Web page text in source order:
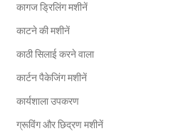
कागज ड्रिलिंग मशीनें
काटने की मशीनें
काठी सिलाई करने वाला
कार्टन पैकेजिंग मशीनें
कार्यशाला उपकरण
ग्रूविंग और छिद्रण मशीनें